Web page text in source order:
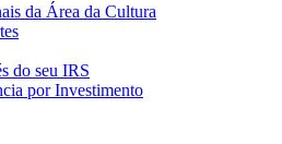
da Área da Cultura
do seu IRS
por Investimento